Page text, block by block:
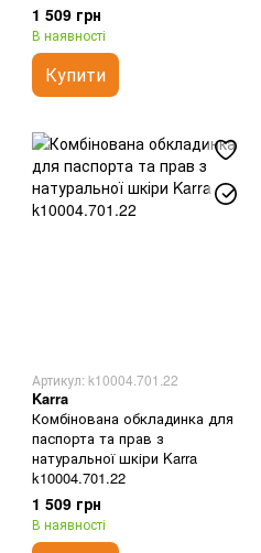
1 509 грн
В наявності
Купити
Артикул: k10004.701.22
Karra
Комбінована обкладинка для
паспорта та прав з
натуральної шкіри Karra
k10004.701.22
1 509 грн
В наявності